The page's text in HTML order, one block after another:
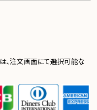
注文画面にて選択可能な